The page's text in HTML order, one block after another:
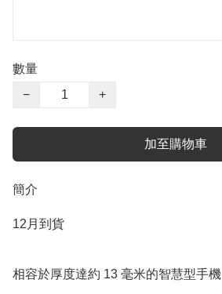
數量
−
+
加至購物車
簡介
12月到貨
相容於厚度達約 13 毫米的智慧型手機